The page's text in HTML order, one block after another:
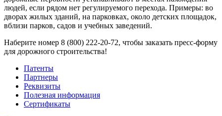
людей, если рядом нет регулируемого перехода. Примеры: во
дворах жилых зданий, на парковках, около детских площадок,
вблизи парков, садов и учебных заведений.
Наберите номер 8 (800) 222-20-72, чтобы заказать пресс-форму
для дорожного строительства!
Патенты
Партнеры
Реквизиты
Полезная информация
Сертификаты